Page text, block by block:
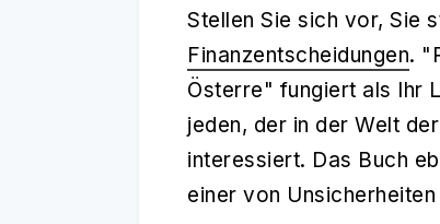
Stellen Sie sich vor, Sie
Finanzentscheidungen.
Österre" fungiert als Ihr
jeden, der in der Welt der
interessiert. Das Buch
einer von